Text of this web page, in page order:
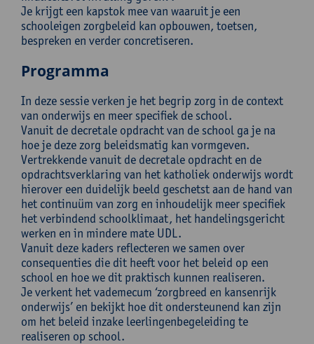
Je krijgt een kapstok mee van waaruit je een
schooleigen zorgbeleid kan opbouwen, toetsen,
bespreken en verder concretiseren.
Programma
In deze sessie verken je het begrip zorg in de context
van onderwijs en meer specifiek de school.
Vanuit de decretale opdracht van de school ga je na
hoe je deze zorg beleidsmatig kan vormgeven.
Vertrekkende vanuit de decretale opdracht en de
opdrachtsverklaring van het katholiek onderwijs wordt
hierover een duidelijk beeld geschetst aan de hand van
het continuüm van zorg en inhoudelijk meer specifiek
het verbindend schoolklimaat, het handelingsgericht
werken en in mindere mate UDL.
Vanuit deze kaders reflecteren we samen over
consequenties die dit heeft voor het beleid op een
school en hoe we dit praktisch kunnen realiseren.
Je verkent het vademecum ‘zorgbreed en kansenrijk
onderwijs’ en bekijkt hoe dit ondersteunend kan zijn
om het beleid inzake leerlingenbegeleiding te
realiseren op school.